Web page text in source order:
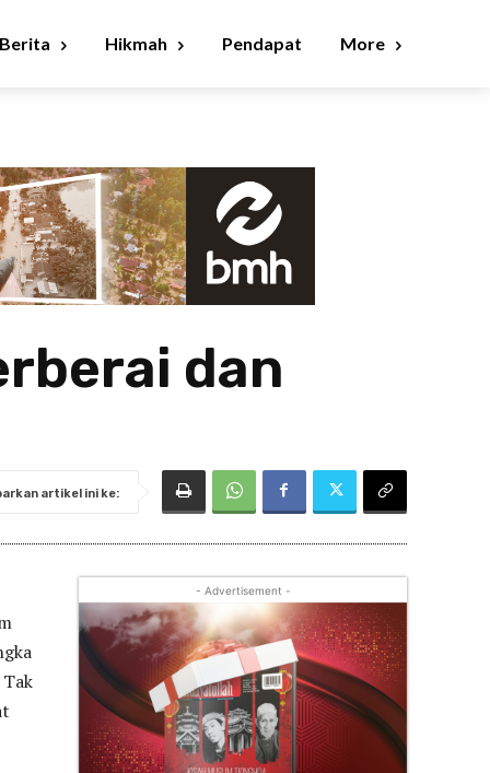
Berita Hikmah Pendapat More
dan
artikel ini ke:
- Advertisement -